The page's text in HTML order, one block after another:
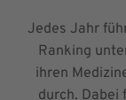
Jedes Jahr
Ranking
ihren
durch. Dabei